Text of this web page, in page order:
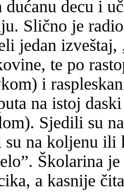
dućanu decu i
Slično je
jedan
te po
i
na istoj
Sjedili su
su na koljenu ili
Školarina
a kasnije